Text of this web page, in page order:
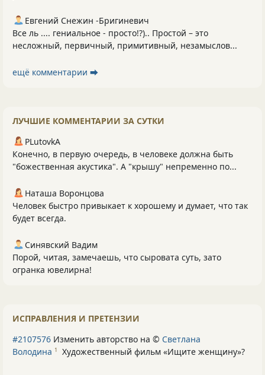
Евгений Снежин -Бригиневич
Все ль .... гениальное - просто!?).. Простой – это
несложный, первичный, примитивный, незамыслов...
ещё комментарии ⮕
ЛУЧШИЕ КОММЕНТАРИИ ЗА СУТКИ
PLutоvkА
Конечно, в первую очередь, в человеке должна быть
"божественная акустика". А "крышу" непременно по...
Наташа Воронцова
Человек быстро привыкает к хорошему и думает, что так
будет всегда.
Синявский Вадим
Порой, читая, замечаешь, что сыровата суть, зато
огранка ювелирна!
ИСПРАВЛЕНИЯ И ПРЕТЕНЗИИ
#2107576 Изменить авторство на © Светлана
Володина 1 Художественный фильм «Ищите женщину»?